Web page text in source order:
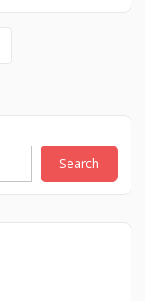
Search